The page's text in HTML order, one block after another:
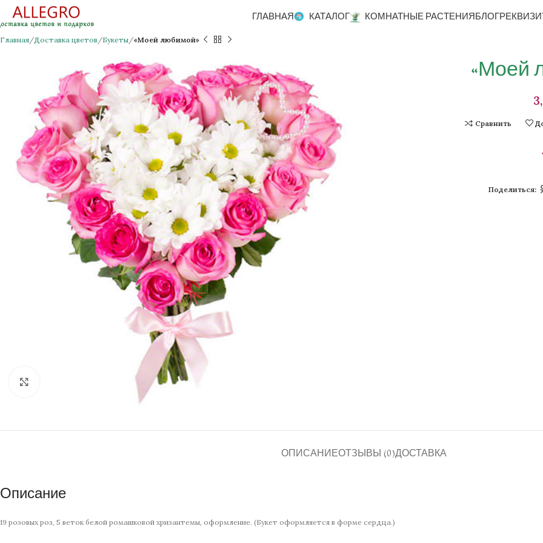
ГЛАВНАЯ КАТАЛОГ КОМНАТНЫЕ РАСТЕНИЯ БЛОГ
Главная Доставка цветов Букеты «Моей любимой»
Нажмите, чтобы увеличить изображение
«Моей
Сравнить
Поделиться:
ОПИСАНИЕОТЗЫВЫ (0)ДОСТАВКА
Описание
19 розовых роз, 5 веток белой ромашковой хризантемы, оформление. (Букет оформляется в форме сердца.)